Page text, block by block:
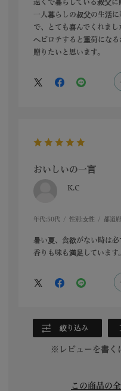
遠くで暮らしている叔父に
一人暮らしの叔父の生活
で、とても喜んでくれまし
ヘビロテすると重荷にな
贈りたいと思います。
おいしいの一言
K.C
年代: 50代 性別:女性 都道
暑い夏、食欲がない時は必
香りも味も満足しています。
絞り込み
※レビューを書く
この商品の